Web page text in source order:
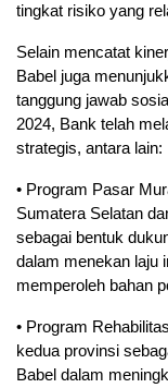
tingkat risiko yang
Selain mencatat
Babel juga
tanggung jawab
2024, Bank telah
strategis, antara lain:
• Program Pasar
Sumatera Selatan
sebagai bentuk
dalam menekan laju
memperoleh bahan
• Program
kedua provinsi
Babel dalam